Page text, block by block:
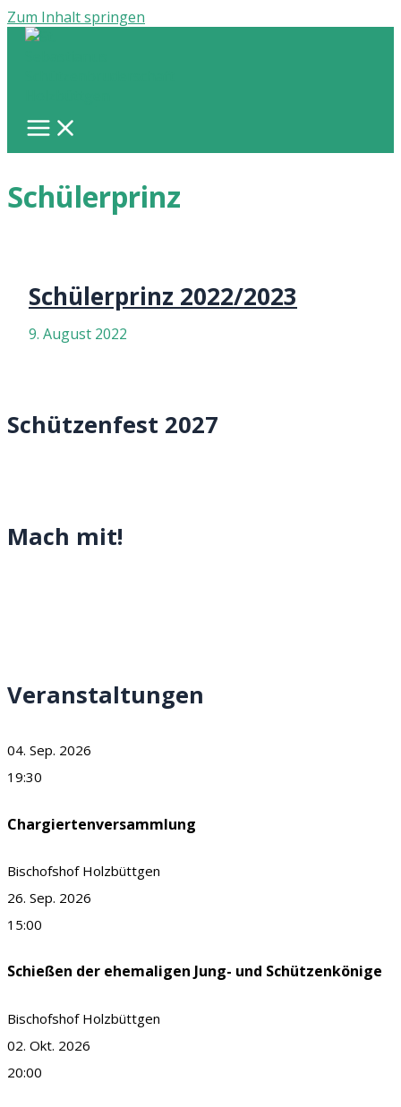
Zum Inhalt springen
Schülerprinz
Schülerprinz 2022/2023
9. August 2022
Schützenfest 2027
Mach mit!
Veranstaltungen
04. Sep. 2026
19:30
Chargiertenversammlung
Bischofshof Holzbüttgen
26. Sep. 2026
15:00
Schießen der ehemaligen Jung- und Schützenkönige
Bischofshof Holzbüttgen
02. Okt. 2026
20:00